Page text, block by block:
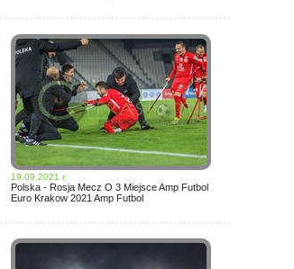
19.09.2021 r
Polska - Rosja Mecz O 3 Miejsce Amp Futbol
Euro Krakow 2021 Amp Futbol